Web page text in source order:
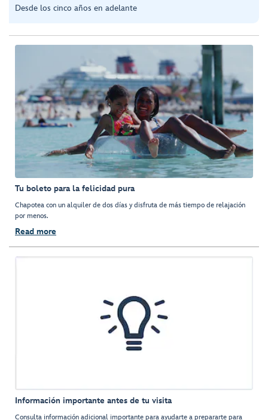
Desde los cinco años en adelante
Tu boleto para la felicidad pura
Chapotea con un alquiler de dos días y disfruta de más tiempo de relajación
por menos.
Read more
Información importante antes de tu visita
Consulta información adicional importante para ayudarte a prepararte para